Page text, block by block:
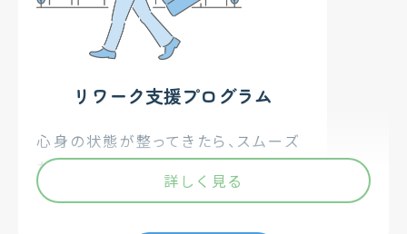
リカバリー
症状の回復と安定
専門的な心理ケア
活動記録によるリズム改善
リワーク支援プログラム
心身の状態が整ってきたら、スムーズ
な社会復帰に向けた準備を行います。
集中力の維持やパソコン業務、プレゼ
詳しく見る